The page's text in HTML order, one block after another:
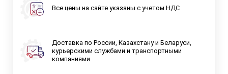
Все цены на сайте указаны с учетом НДС
Доставка по России, Казахстану и Беларуси,
курьерскими службами и транспортными
компаниями